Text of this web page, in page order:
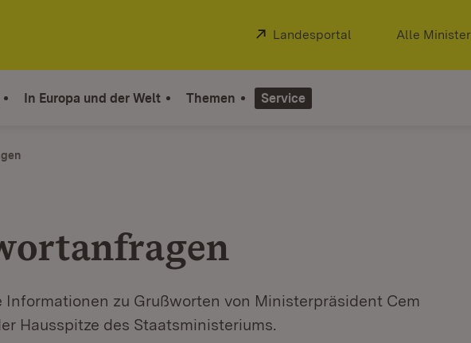
Extern:
Landesportal (Öffnet in neuem
Alle
In Europa und der Welt Themen Service
Informationen zu Grußworten von Ministerpräsident Cem
Hausspitze des Staatsministeriums.